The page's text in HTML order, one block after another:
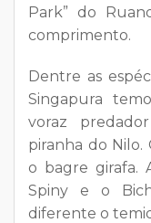
Park” do
comprimento.
Dentre as
Singapura
voraz
piranha do
o bagre girafa.
Spiny e o
diferente o